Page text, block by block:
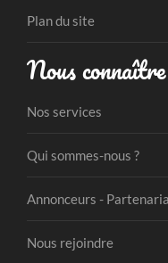
Plan du site
Nous connaître
Nos services
Qui sommes-nous ?
Annonceurs -
Nous rejoindre